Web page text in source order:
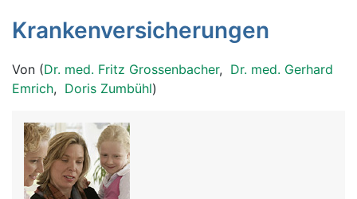
Symptome
Untersuchungen
Ratgeber
Rubriken
Krankenversicherungen
Von (Dr. med. Fritz Grossenbacher, Dr. med. Gerhard
Emrich, Doris Zumbühl)